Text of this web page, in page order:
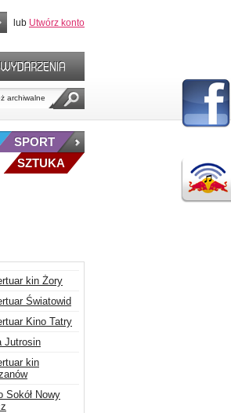
lub Utwórz konto
archiwalne
SPORT
SZTUKA
kin Żory
Światowid
Kino Tatry
Jutrosin
kin
Sokół Nowy